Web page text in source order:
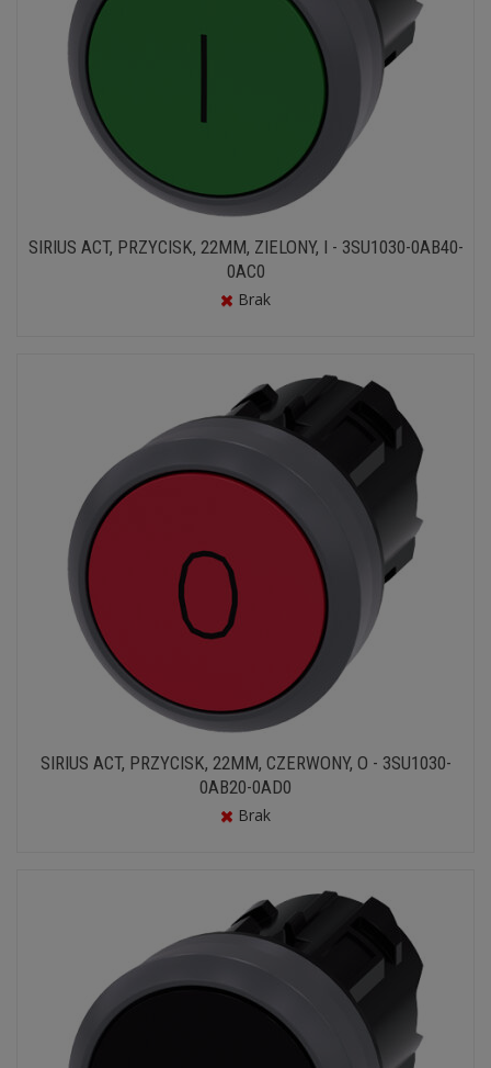
SIRIUS ACT, PRZYCISK, 22MM, ZIELONY, I - 3SU1030-0AB40-
0AC0
Brak
SIRIUS ACT, PRZYCISK, 22MM, CZERWONY, O - 3SU1030-
0AB20-0AD0
Brak